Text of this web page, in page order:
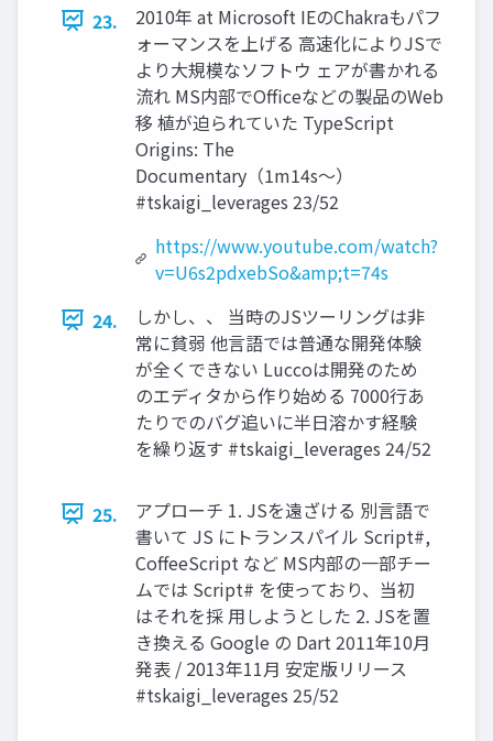
23.
2010年 at Microsoft IEのChakraもパフ
ォーマンスを上げる 高速化によりJSで
より大規模なソフトウ ェアが書かれる
流れ MS内部でOfficeなどの製品のWeb
移 植が迫られていた TypeScript
Origins: The
Documentary（1m14s〜）
#tskaigi_leverages 23/52
https://www.youtube.com/watch?
v=U6s2pdxebSo&amp;t=74s
24.
しかし、、 当時のJSツーリングは非
常に貧弱 他言語では普通な開発体験
が全くできない Luccoは開発のため
のエディタから作り始める 7000行あ
たりでのバグ追いに半日溶かす経験
を繰り返す #tskaigi_leverages 24/52
25.
アプローチ 1. JSを遠ざける 別言語で
書いて JS にトランスパイル Script#,
CoffeeScript など MS内部の一部チー
ムでは Script# を使っており、当初
はそれを採 用しようとした 2. JSを置
き換える Google の Dart 2011年10月
発表 / 2013年11月 安定版リリース
#tskaigi_leverages 25/52